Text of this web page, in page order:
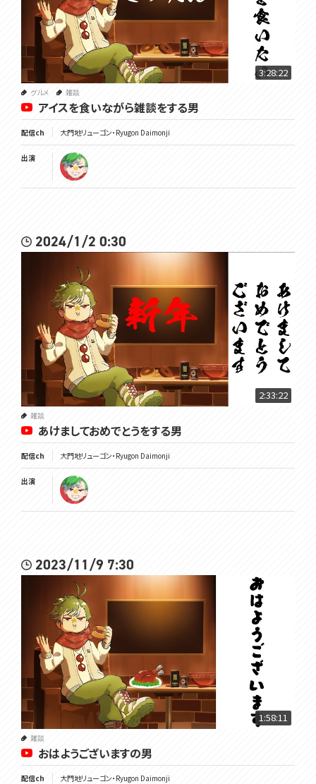
3:28:22
グルメ 雑談
アイスを食いながら雑談をする男
配信ch 大門地リューゴン・Ryugon Daimonji
出演
2024/1/2 0:30
2:33:22
雑談
あけましておめでとうをする男
配信ch 大門地リューゴン・Ryugon Daimonji
出演
2023/11/9 7:30
1:58:11
雑談
おはようございますの男
配信ch 大門地リューゴン・Ryugon Daimonji